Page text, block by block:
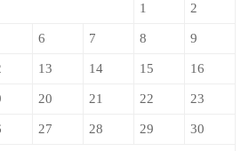
1 2
6 7 8 9
13 14 15 16
20 21 22 23
27 28 29 30